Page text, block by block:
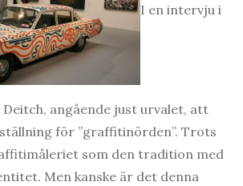
I en intervju i
Deitch, angående just urvalet, att
för ”graffitinörden”. Trots
som den tradition med
Men kanske är det denna